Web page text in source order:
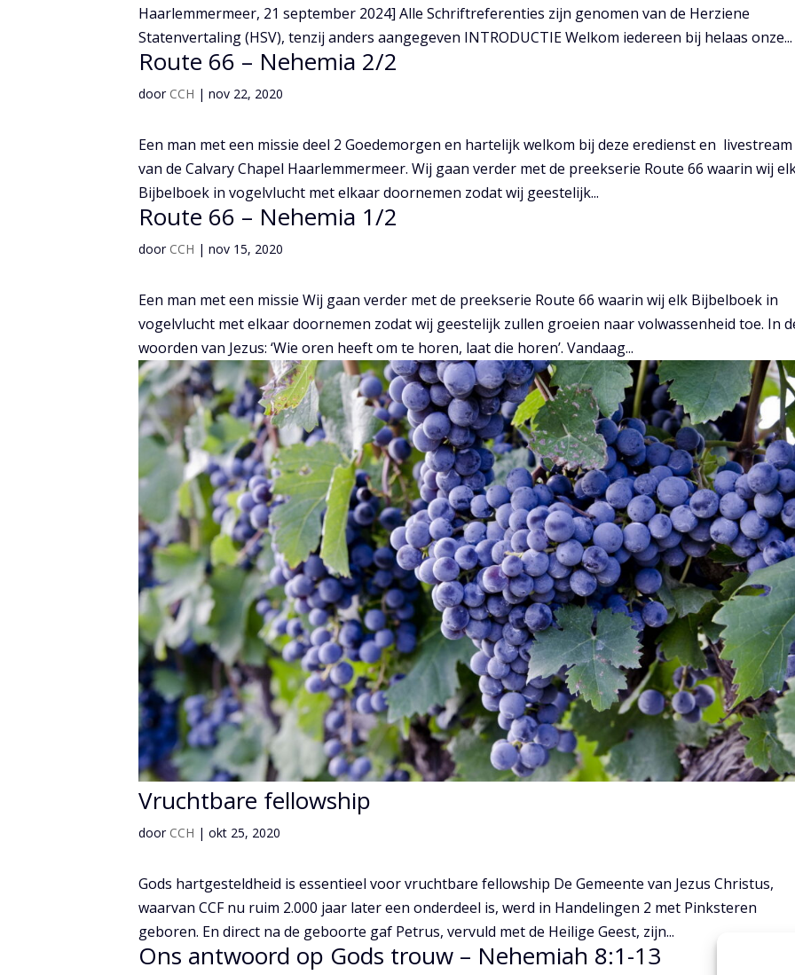
Haarlemmermeer, 21 september 2024] Alle Schriftreferenties zijn genomen van de Herziene
Statenvertaling (HSV), tenzij anders aangegeven INTRODUCTIE Welkom iedereen bij helaas onze...
Route 66 – Nehemia 2/2
door CCH | nov 22, 2020
Een man met een missie deel 2 Goedemorgen en hartelijk welkom bij deze eredienst en livestream
van de Calvary Chapel Haarlemmermeer. Wij gaan verder met de preekserie Route 66 waarin wij
Bijbelboek in vogelvlucht met elkaar doornemen zodat wij geestelijk...
Route 66 – Nehemia 1/2
door CCH | nov 15, 2020
Een man met een missie Wij gaan verder met de preekserie Route 66 waarin wij elk Bijbelboek in
vogelvlucht met elkaar doornemen zodat wij geestelijk zullen groeien naar volwassenheid toe. In
woorden van Jezus: ‘Wie oren heeft om te horen, laat die horen’. Vandaag...
Vruchtbare fellowship
door CCH | okt 25, 2020
Gods hartgesteldheid is essentieel voor vruchtbare fellowship De Gemeente van Jezus Christus,
waarvan CCF nu ruim 2.000 jaar later een onderdeel is, werd in Handelingen 2 met Pinksteren
geboren. En direct na de geboorte gaf Petrus, vervuld met de Heilige Geest, zijn...
Ons antwoord op Gods trouw – Nehemiah 8:1-13